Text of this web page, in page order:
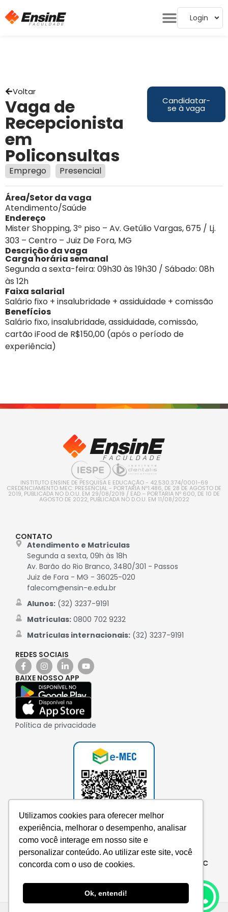
Utilizamos cookies para oferecer melhor
experiência, melhorar o desempenho, analisar
como você interage em nosso site e
personalizar conteúdo. Ao utilizar este site, você
concorda com o uso de cookies.
Ok, entendi!
Login
Voltar
Vaga de
Recepcionista
em
Policonsultas
Emprego Presencial
Candidatar-
se à vaga
Área/Setor da vaga
Atendimento/Saúde
Endereço
Mister Shopping, 3º piso – Av. Getúlio Vargas, 675 / Lj.
303 – Centro – Juiz De Fora, MG
Descrição da vaga
Carga horária semanal
Segunda a sexta-feira: 09h30 às 19h30 / Sábado: 08h
às 12h
Faixa salarial
Salário fixo + insalubridade + assiduidade + comissão
Benefícios
Salário fixo, insalubridade, assiduidade, comissão,
cartão iFood de R$150,00 (após o período de
experiência)
INSTITUTO ENSINE DE PESQUISA E EDUCAÇÃO - 42.530.374/0001-69
CREDENCIAMENTO MEC: PRESENCIAL - PORTARIA Nº1.486, DE 28 DE AGOSTO DE
2019, PUBLICADA NO D.O.U. EM 29/08/2019 / EAD – PORTARIA Nº 600, DE 10 DE
AGOSTO DE 2022, PUBLICADA NO D.O.U. EM 11/08/2022
CONTATO
Atendimento e Matrículas
Segunda a sexta, 09h às 18h
Av. Barão do Rio Branco, 3480/301 - Passos
Juiz de Fora - MG - 36025-020
falecom@ensin-e.edu.br
Alunos:(32) 3237-9191
Matrículas:0800 702 9232
Matrículas internacionais:(32) 3237-9191
REDES SOCIAIS
BAIXE NOSSO APP
Política de privacidade
Consulte aqui o cadastro da instituição no e-MEC